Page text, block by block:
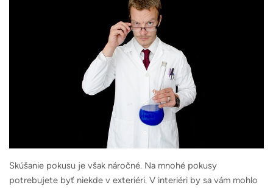
Skúšanie pokusu je však náročné. Na mnohé pokusy
potrebujete byť niekde v exteriéri. V interiéri by sa vám mohlo